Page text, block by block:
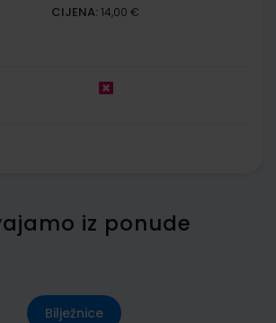
CIJENA: 14,00 €
iz ponude
Bilježnice